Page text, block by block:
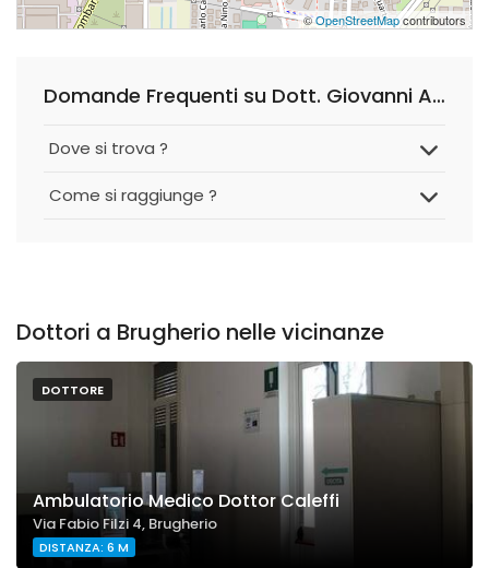
©OpenStreetMapcontributors
Domande Frequenti su Dott. Giovanni Azzarà, Medico di medicina generale
Dove si trova ?
Come si raggiunge ?
Dottori a Brugherio nelle vicinanze
DOTTORE
Ambulatorio Medico Dottor Caleffi
Via Fabio Filzi 4, Brugherio
DISTANZA: 6 M